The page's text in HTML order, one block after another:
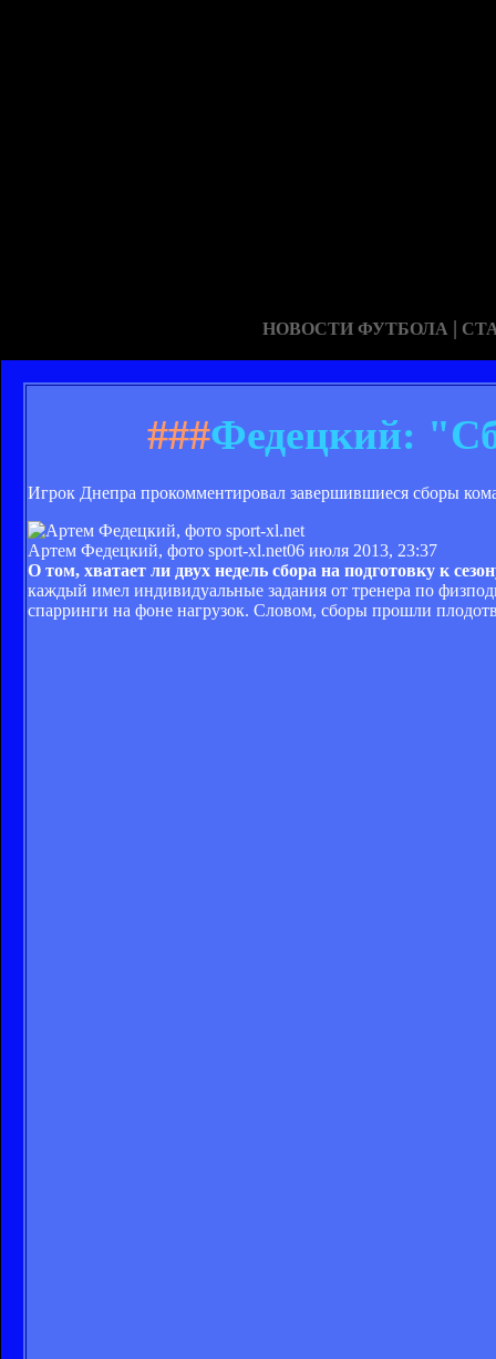
НОВОСТИ ФУТБОЛА |
###Федецкий:
Игрок Днепра прокомментировал завершившиеся сборы
Артем Федецкий, фото sport-xl.net06 июля 2013, 23:37
О том, хватает ли двух недель сбора на подготовку к
каждый имел индивидуальные задания от тренера по
спарринги на фоне нагрузок. Словом, сборы прошли